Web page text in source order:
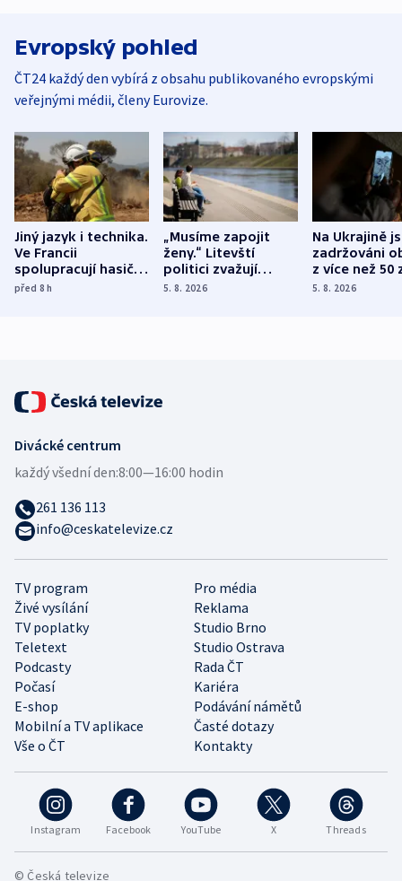
Evropský pohled
ČT24 každý den vybírá z obsahu publikovaného evropskými
veřejnými médii, členy Eurovize.
Jiný jazyk i technika.
Ve Francii
spolupracují hasiči z
různých zemí
před 8h
„Musíme zapojit
ženy.“ Litevští
politici zvažují
dohodu o
5. 8. 2026
Na Ukrajině
zadržováni
z více než 50
Bojovali na
5. 8. 2026
Instagram Facebook YouTube X Threads
TV program
Pro média
Živé vysílání
Reklama
TV poplatky
Studio Brno
Teletext
Studio Ostrava
Podcasty
Rada ČT
Počasí
Kariéra
E-shop
Podávání námětů
Mobilní a TV aplikace
Časté dotazy
Vše o ČT
Kontakty
Divácké centrum
každý všední den:8:00—16:00 hodin
261 136 113
info@ceskatelevize.cz
© Česká televize